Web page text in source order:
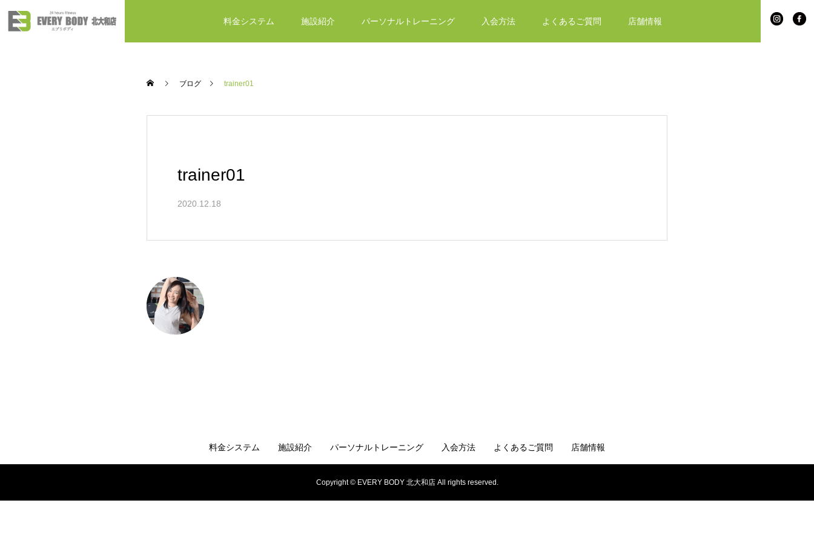
料金システム 施設紹介 パーソナルトレーニング 入会方法 よくあるご質問 店舗情報
ブログ trainer01
trainer01
2020.12.18
料金システム 施設紹介 パーソナルトレーニング 入会方法 よくあるご質問 店舗情報
Copyright © EVERY BODY 北大和店 All rights reserved.